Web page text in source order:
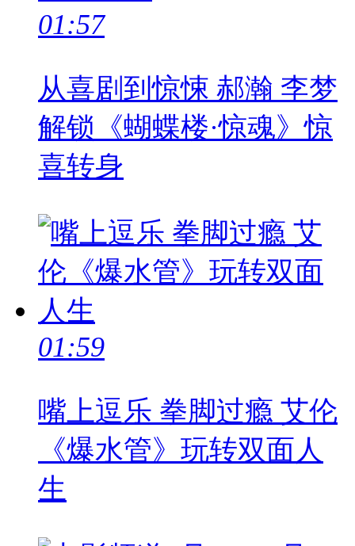
01:57
从喜剧到惊悚 郝瀚 李梦
解锁《蝴蝶楼·惊魂》惊
喜转身
01:59
嘴上逗乐 拳脚过瘾 艾伦
《爆水管》玩转双面人
生